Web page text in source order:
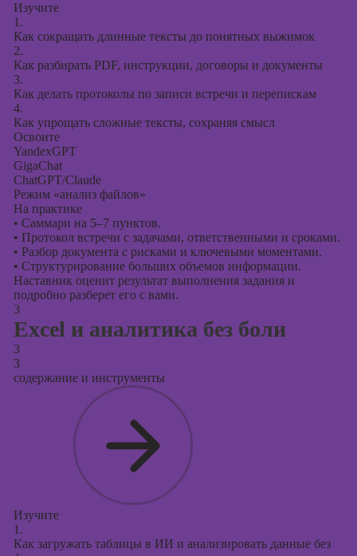
Изучите
1.
Как сокращать длинные тексты до понятных выжимок
2.
Как разбирать PDF, инструкции, договоры и документы
3.
Как делать протоколы по записи встречи и перепискам
4.
Как упрощать сложные тексты, сохраняя смысл
Освоите
YandexGPT
GigaChat
ChatGPT/Claude
Режим «анализ файлов»
На практике
• Саммари на 5–7 пунктов.
• Протокол встречи с задачами, ответственными и сроками.
• Разбор документа с рисками и ключевыми моментами.
• Структурирование больших объемов информации.
Наставник оценит результат выполнения задания и
подробно разберет его с вами.
3
Excel и аналитика без боли
3
3
содержание и инструменты
Изучите
1.
Как загружать таблицы в ИИ и анализировать данные без